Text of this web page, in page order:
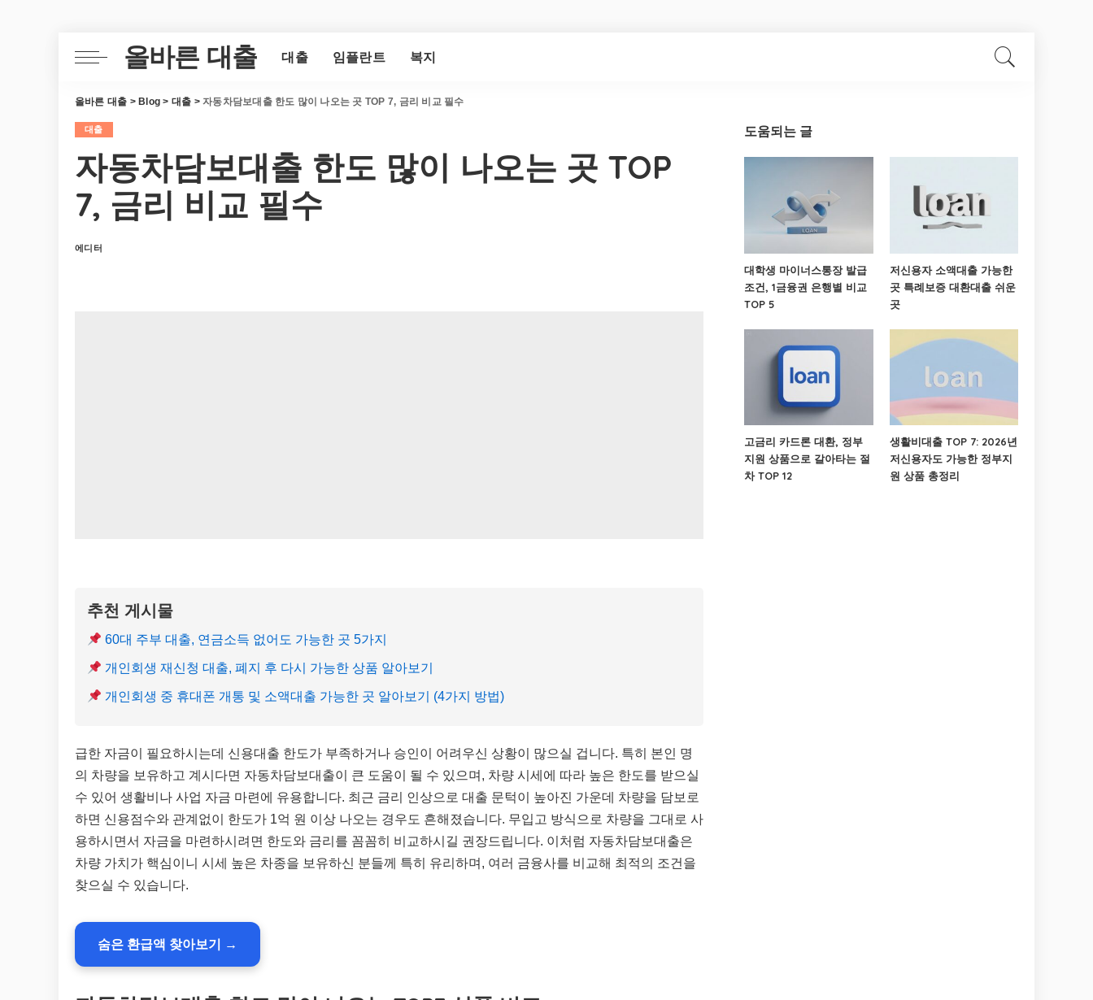
올바른 대출 대출 임플란트 복지
올바른 대출 > Blog > 대출 >자동차담보대출 한도 많이 나오는 곳 TOP 7, 금리 비교 필수
대출
자동차담보대출 한도 많이 나오는 곳 TOP
7, 금리 비교 필수
Posted
에디터
추천 게시물
60대 주부 대출, 연금소득 없어도 가능한 곳 5가지
개인회생 재신청 대출, 폐지 후 다시 가능한 상품 알아보기
개인회생 중 휴대폰 개통 및 소액대출 가능한 곳 알아보기 (4가지 방법)
급한 자금이 필요하시는데 신용대출 한도가 부족하거나 승인이 어려우신 상황이 많으실 겁니다. 특히 본인 명
의 차량을 보유하고 계시다면 자동차담보대출이 큰 도움이 될 수 있으며, 차량 시세에 따라 높은 한도를 받으실
수 있어 생활비나 사업 자금 마련에 유용합니다. 최근 금리 인상으로 대출 문턱이 높아진 가운데 차량을 담보로
하면 신용점수와 관계없이 한도가 1억 원 이상 나오는 경우도 흔해졌습니다. 무입고 방식으로 차량을 그대로 사
용하시면서 자금을 마련하시려면 한도와 금리를 꼼꼼히 비교하시길 권장드립니다. 이처럼 자동차담보대출은
차량 가치가 핵심이니 시세 높은 차종을 보유하신 분들께 특히 유리하며, 여러 금융사를 비교해 최적의 조건을
찾으실 수 있습니다.
숨은 환급액 찾아보기 →
도움되는 글
대학생 마이너스통장 발급
조건, 1금융권 은행별 비교
TOP 5
저신용자 소액대출 가능한
곳 특례보증 대환대출 쉬운
곳
고금리 카드론 대환, 정부
지원 상품으로 갈아타는 절
차 TOP 12
생활비대출 TOP 7: 2026년
저신용자도 가능한 정부지
원 상품 총정리